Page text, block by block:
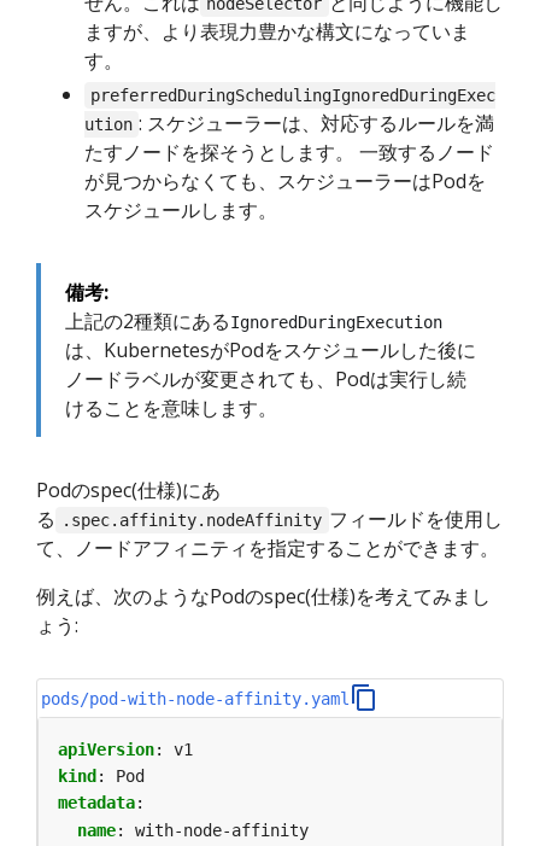
ますが、より表現力豊かな構文になっていま
す。
preferredDuringSchedulingIgnoredDuringExec
ution : スケジューラーは、対応するルールを満
たすノードを探そうとします。 一致するノード
が見つからなくても、スケジューラーはPodを
スケジュールします。
備考:
上記の2種類にあるIgnoredDuringExecution
は、KubernetesがPodをスケジュールした後に
ノードラベルが変更されても、Podは実行し続
けることを意味します。
Podのspec(仕様)にあ
る
.spec.affinity.nodeAffinity フィールドを使用し
て、ノードアフィニティを指定することができます。
例えば、次のようなPodのspec(仕様)を考えてみまし
ょう:
pods/pod-with-node-affinity.yaml
apiVersion:
v1
kind :
Pod
metadata:
name:
with-node-affinity